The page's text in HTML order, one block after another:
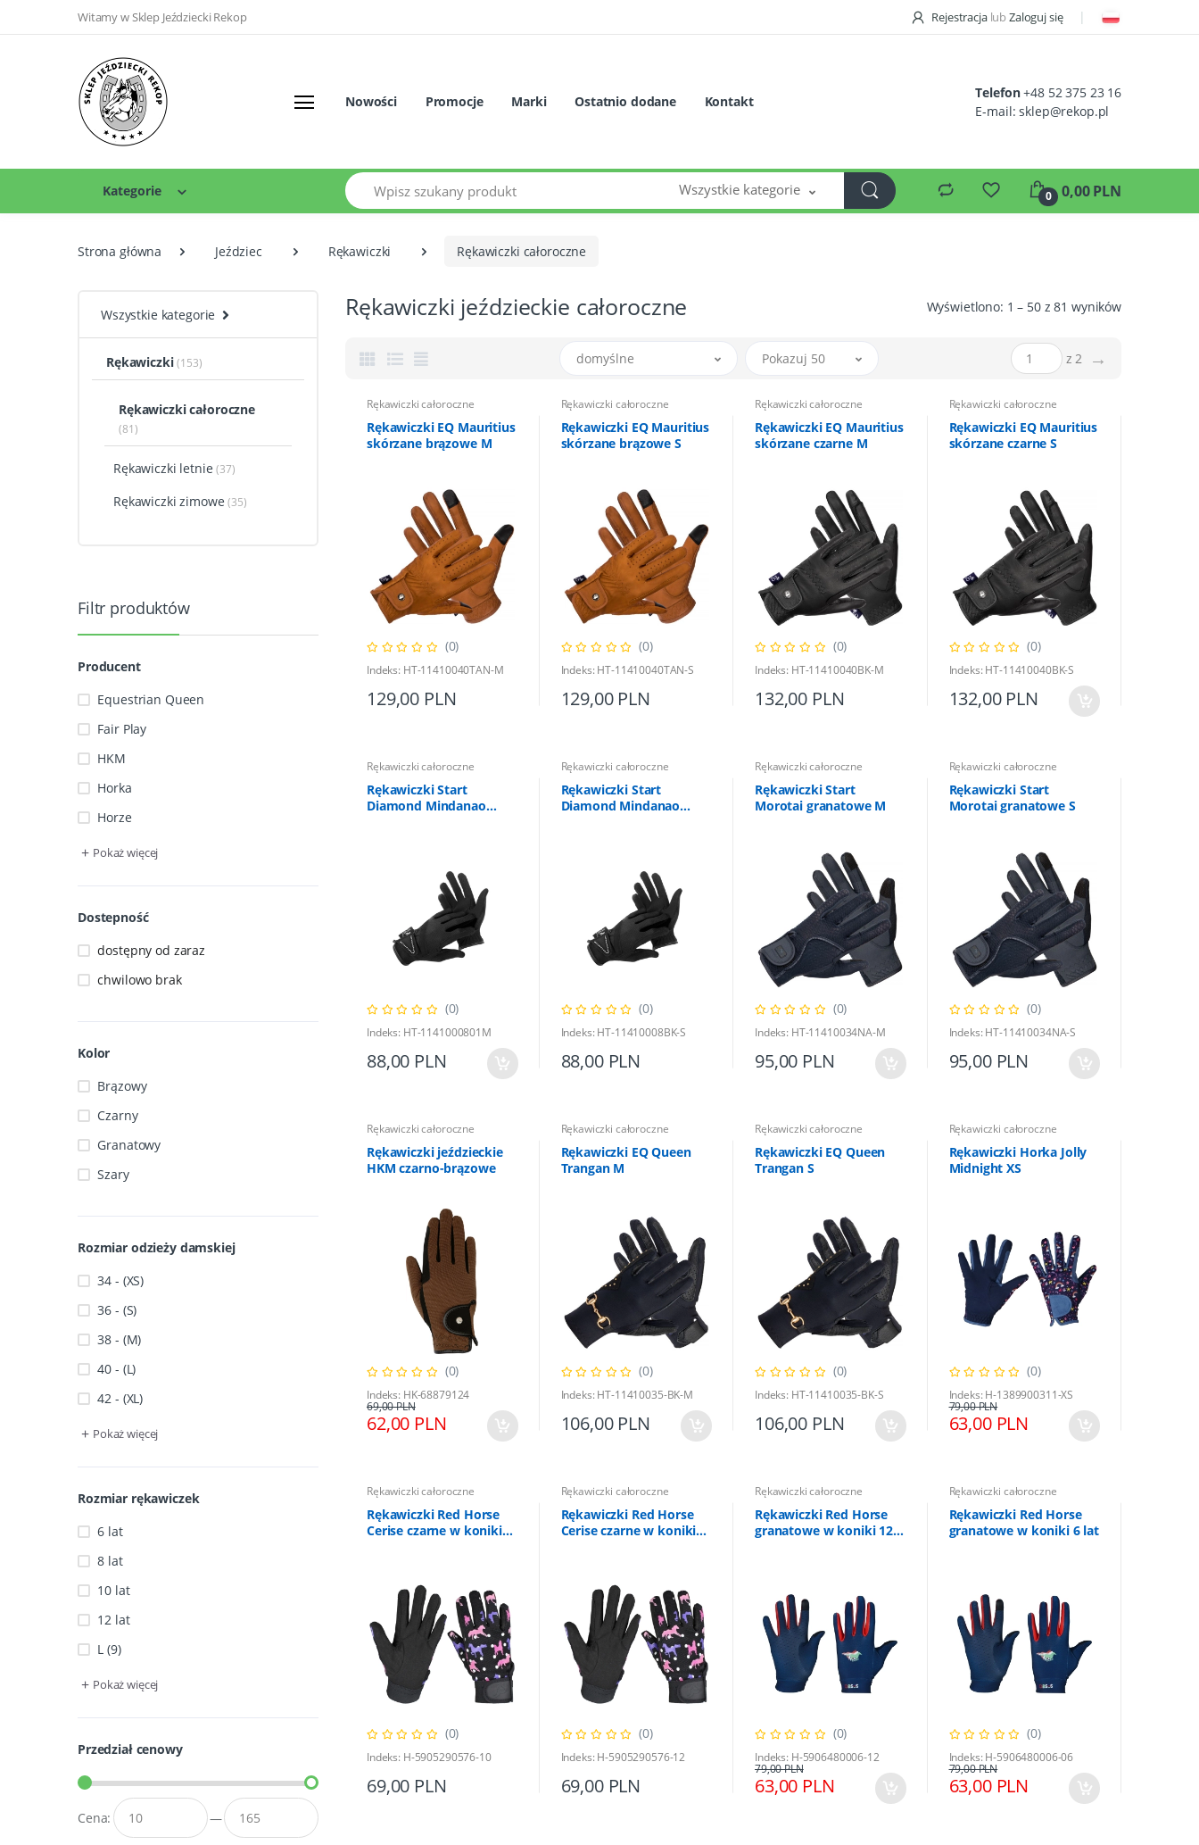
Witamy w Sklep Jeździecki Rekop Rejestracja lub Zaloguj się
Nowości Promocje Marki Ostatnio dodane Kontakt
Telefon +48 52 375 23 16
E-mail:sklep@rekop.pl
Kategorie
Szukaj Wszystkie kategorie 0 0,00 PLN
Strona główna Jeździec Rękawiczki Rękawiczki całoroczne
Wszystkie kategorie
Rękawiczki (153)
Rękawiczki całoroczne
(81)
Rękawiczki letnie (37)
Rękawiczki zimowe (35)
Filtr produktów
Producent
Equestrian Queen
Fair Play
HKM
Horka
Horze
+ Pokaż więcej
Dostepność
dostępny od zaraz
chwilowo brak
Kolor
Brązowy
Czarny
Granatowy
Szary
Rozmiar odzieży damskiej
34 - (XS)
36 - (S)
38 - (M)
40 - (L)
42 - (XL)
+ Pokaż więcej
Rozmiar rękawiczek
6 lat
8 lat
10 lat
12 lat
L (9)
+ Pokaż więcej
Przedział cenowy
Cena: —
Rękawiczki jeździeckie całoroczne Wyświetlono: 1 – 50 z 81 wyników
domyślne Pokazuj 50 z 2 →
Rękawiczki całoroczne
Rękawiczki EQ Mauritius
skórzane brązowe M
(0)
Indeks: HT-11410040TAN-M
129,00 PLN
Rękawiczki całoroczne
Rękawiczki EQ Mauritius
skórzane brązowe S
(0)
Indeks: HT-11410040TAN-S
129,00 PLN
Rękawiczki całoroczne
Rękawiczki EQ Mauritius
skórzane czarne M
(0)
Indeks: HT-11410040BK-M
132,00 PLN
Rękawiczki całoroczne
Rękawiczki EQ Mauritius
skórzane czarne S
(0)
Indeks: HT-11410040BK-S
132,00 PLN
Rękawiczki całoroczne
Rękawiczki Start
Diamond Mindanao
(0)
Indeks: HT-1141000801M
88,00 PLN
Rękawiczki całoroczne
Rękawiczki Start
Diamond Mindanao
(0)
Indeks: HT-11410008BK-S
88,00 PLN
Rękawiczki całoroczne
Rękawiczki Start
Morotai granatowe M
(0)
Indeks: HT-11410034NA-M
95,00 PLN
Rękawiczki całoroczne
Rękawiczki Start
Morotai granatowe S
(0)
Indeks: HT-11410034NA-S
95,00 PLN
Rękawiczki całoroczne
Rękawiczki jeździeckie
HKM czarno-brązowe
(0)
Indeks: HK-68879124
62,00 PLN
69,00 PLN
Rękawiczki całoroczne
Rękawiczki EQ Queen
Trangan M
(0)
Indeks: HT-11410035-BK-M
106,00 PLN
Rękawiczki całoroczne
Rękawiczki EQ Queen
Trangan S
(0)
Indeks: HT-11410035-BK-S
106,00 PLN
Rękawiczki całoroczne
Rękawiczki Horka Jolly
Midnight XS
(0)
Indeks: H-1389900311-XS
63,00 PLN
79,00 PLN
Rękawiczki całoroczne
Rękawiczki Red Horse
Cerise czarne w koniki
(0)
Indeks: H-5905290576-10
69,00 PLN
Rękawiczki całoroczne
Rękawiczki Red Horse
Cerise czarne w koniki
(0)
Indeks: H-5905290576-12
69,00 PLN
Rękawiczki całoroczne
Rękawiczki Red Horse
granatowe w koniki 12
(0)
Indeks: H-5906480006-12
63,00 PLN
79,00 PLN
Rękawiczki całoroczne
Rękawiczki Red Horse
granatowe w koniki 6 lat
(0)
Indeks: H-5906480006-06
63,00 PLN
79,00 PLN